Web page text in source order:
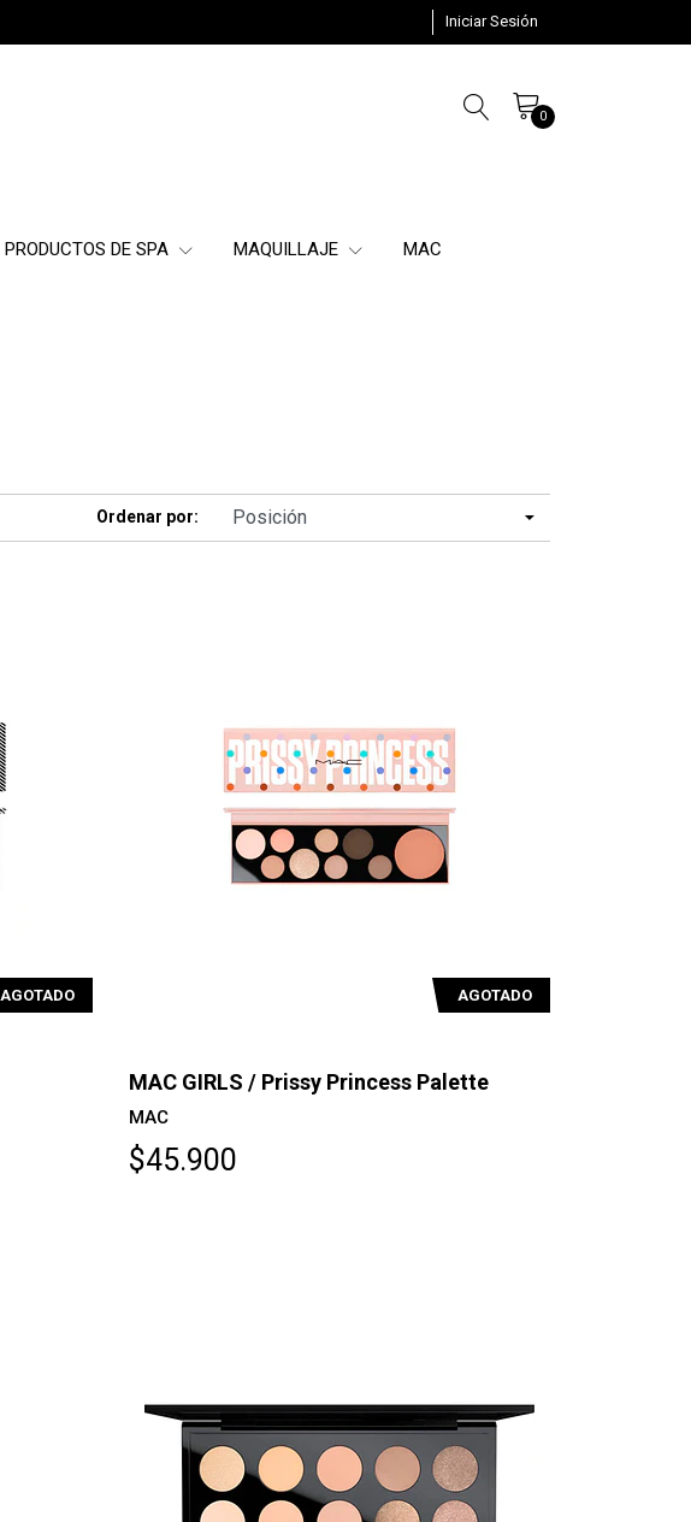
Iniciar Sesión
0
PRODUCTOS DE SPA MAQUILLAJE MAC
Ordenar por:
AGOTADO AGOTADO
MAC GIRLS / Prissy Princess Palette
MAC
$45.900